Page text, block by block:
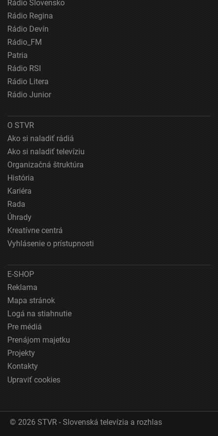
Identifikácia zariadení na základe aktívne
vyžiadaných informácií
Účely spracovania, ktoré nie sú v kompetencii IAB:
Nevyhnutné
Výkonostné
Funkčné
Rádio Slovensko
Rádio Regina
Rádio Devín
Rádio_FM
Patria
Rádio RSI
Rádio Litera
Rádio Junior
O STVR
Ako si naladiť rádiá
Ako si naladiť televíziu
Organizačná štruktúra
História
Kariéra
Rada
Úhrady
Kreatívne centrá
Vyhlásenie o prístupnosti
E-SHOP
Reklama
Mapa stránok
Logá na stiahnutie
Pre médiá
Prenájom majetku
Projekty
Kontakty
Upraviť cookies
© 2026 STVR - Slovenská televízia a rozhlas